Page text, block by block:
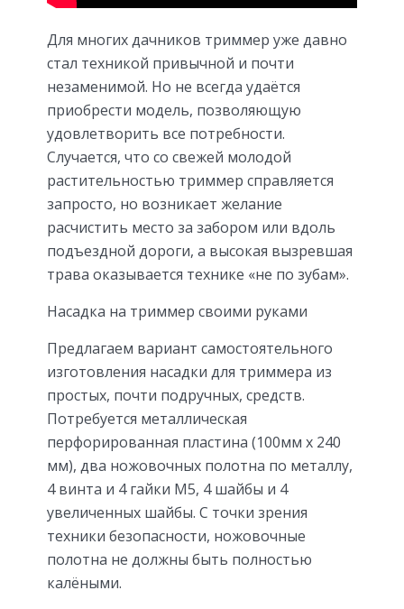
Для многих дачников триммер уже давно
стал техникой привычной и почти
незаменимой. Но не всегда удаётся
приобрести модель, позволяющую
удовлетворить все потребности.
Случается, что со свежей молодой
растительностью триммер справляется
запросто, но возникает желание
расчистить место за забором или вдоль
подъездной дороги, а высокая вызревшая
трава оказывается технике «не по зубам».
Насадка на триммер своими руками
Предлагаем вариант самостоятельного
изготовления насадки для триммера из
простых, почти подручных, средств.
Потребуется металлическая
перфорированная пластина (100мм х 240
мм), два ножовочных полотна по металлу,
4 винта и 4 гайки М5, 4 шайбы и 4
увеличенных шайбы. С точки зрения
техники безопасности, ножовочные
полотна не должны быть полностью
калёными.